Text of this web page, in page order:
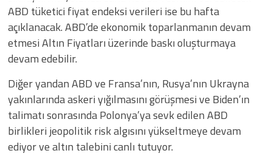
ABD tüketici fiyat endeksi verileri ise bu hafta
açıklanacak. ABD’de ekonomik toparlanmanın devam
etmesi Altın Fiyatları üzerinde baskı oluşturmaya
devam edebilir.
Diğer yandan ABD ve Fransa’nın, Rusya’nın Ukrayna
yakınlarında askeri yığılmasını görüşmesi ve Biden’ın
talimatı sonrasında Polonya’ya sevk edilen ABD
birlikleri jeopolitik risk algısını yükseltmeye devam
ediyor ve altın talebini canlı tutuyor.